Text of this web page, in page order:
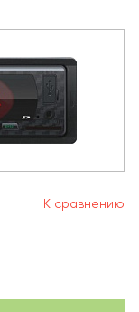
К сравнению